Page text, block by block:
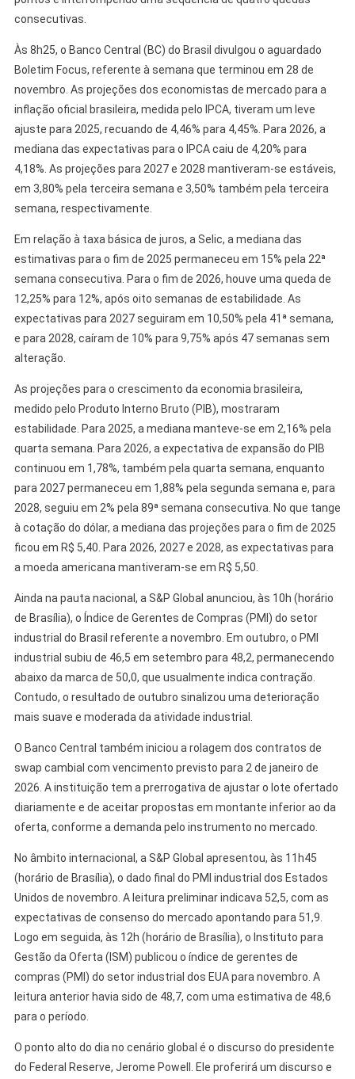
consecutivas.
Às 8h25, o Banco Central (BC) do Brasil divulgou o aguardado
Boletim Focus, referente à semana que terminou em 28 de
novembro. As projeções dos economistas de mercado para a
inflação oficial brasileira, medida pelo IPCA, tiveram um leve
ajuste para 2025, recuando de 4,46% para 4,45%. Para 2026, a
mediana das expectativas para o IPCA caiu de 4,20% para
4,18%. As projeções para 2027 e 2028 mantiveram-se estáveis,
em 3,80% pela terceira semana e 3,50% também pela terceira
semana, respectivamente.
Em relação à taxa básica de juros, a Selic, a mediana das
estimativas para o fim de 2025 permaneceu em 15% pela 22ª
semana consecutiva. Para o fim de 2026, houve uma queda de
12,25% para 12%, após oito semanas de estabilidade. As
expectativas para 2027 seguiram em 10,50% pela 41ª semana,
e para 2028, caíram de 10% para 9,75% após 47 semanas sem
alteração.
As projeções para o crescimento da economia brasileira,
medido pelo Produto Interno Bruto (PIB), mostraram
estabilidade. Para 2025, a mediana manteve-se em 2,16% pela
quarta semana. Para 2026, a expectativa de expansão do PIB
continuou em 1,78%, também pela quarta semana, enquanto
para 2027 permaneceu em 1,88% pela segunda semana e, para
2028, seguiu em 2% pela 89ª semana consecutiva. No que tange
à cotação do dólar, a mediana das projeções para o fim de 2025
ficou em R$ 5,40. Para 2026, 2027 e 2028, as expectativas para
a moeda americana mantiveram-se em R$ 5,50.
Ainda na pauta nacional, a S&P Global anunciou, às 10h (horário
de Brasília), o Índice de Gerentes de Compras (PMI) do setor
industrial do Brasil referente a novembro. Em outubro, o PMI
industrial subiu de 46,5 em setembro para 48,2, permanecendo
abaixo da marca de 50,0, que usualmente indica contração.
Contudo, o resultado de outubro sinalizou uma deterioração
mais suave e moderada da atividade industrial.
O Banco Central também iniciou a rolagem dos contratos de
swap cambial com vencimento previsto para 2 de janeiro de
2026. A instituição tem a prerrogativa de ajustar o lote ofertado
diariamente e de aceitar propostas em montante inferior ao da
oferta, conforme a demanda pelo instrumento no mercado.
No âmbito internacional, a S&P Global apresentou, às 11h45
(horário de Brasília), o dado final do PMI industrial dos Estados
Unidos de novembro. A leitura preliminar indicava 52,5, com as
expectativas de consenso do mercado apontando para 51,9.
Logo em seguida, às 12h (horário de Brasília), o Instituto para
Gestão da Oferta (ISM) publicou o índice de gerentes de
compras (PMI) do setor industrial dos EUA para novembro. A
leitura anterior havia sido de 48,7, com uma estimativa de 48,6
para o período.
O ponto alto do dia no cenário global é o discurso do presidente
do Federal Reserve, Jerome Powell. Ele proferirá um discurso e